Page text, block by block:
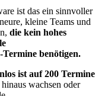
ist das ein sinnvoller
kleine Teams und
die kein hohes
benötigen.
ist auf 200 Termine
wachsen oder